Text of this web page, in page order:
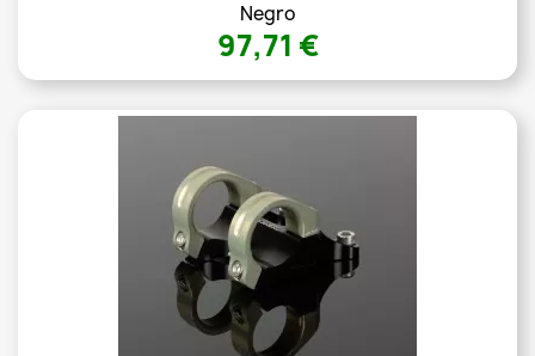
Negro
97,71 €